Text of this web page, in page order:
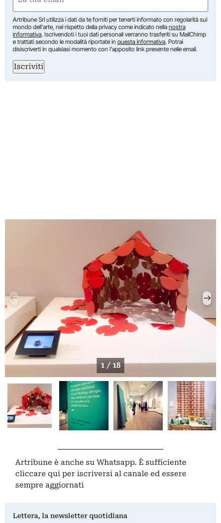
(Obbligatorio)
Artribune Srl utilizza i dati da te forniti per tenerti informato con regolarità sul
mondo dell'arte, nel rispetto della privacy come indicato nella nostra
informativa. Iscrivendoti i tuoi dati personali verranno trasferiti su MailChimp
e trattati secondo le modalità riportate in questa informativa. Potrai
disiscriverti in qualsiasi momento con l'apposito link presente nelle email.
Iscriviti
1 / 18
Artribune è anche su Whatsapp. È sufficiente
cliccare qui per iscriversi al canale ed essere
sempre aggiornati
Lettera, la newsletter quotidiana